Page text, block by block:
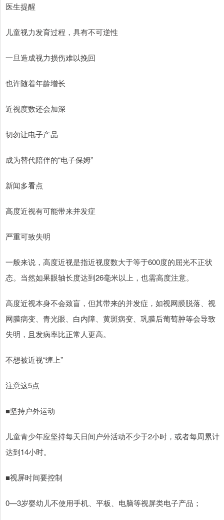
医生提醒
儿童视力发育过程，具有不可逆性
一旦造成视力损伤难以挽回
也许随着年龄增长
近视度数还会加深
切勿让电子产品
成为替代陪伴的“电子保姆”
新闻多看点
高度近视有可能带来并发症
严重可致失明
一般来说，高度近视是指近视度数大于等于600度的屈光不正状
态。当然如果眼轴长度达到26毫米以上，也需高度注意。
高度近视本身不会致盲，但其带来的并发症，如视网膜脱落、视
网膜病变、青光眼、白内障、黄斑病变、巩膜后葡萄肿等会导致
失明，且发病率比正常人更高。
不想被近视“缠上”
注意这5点
■坚持户外运动
儿童青少年应坚持每天日间户外活动不少于2小时，或者每周累计
达到14小时。
■视屏时间要控制
0—3岁婴幼儿不使用手机、平板、电脑等视屏类电子产品；